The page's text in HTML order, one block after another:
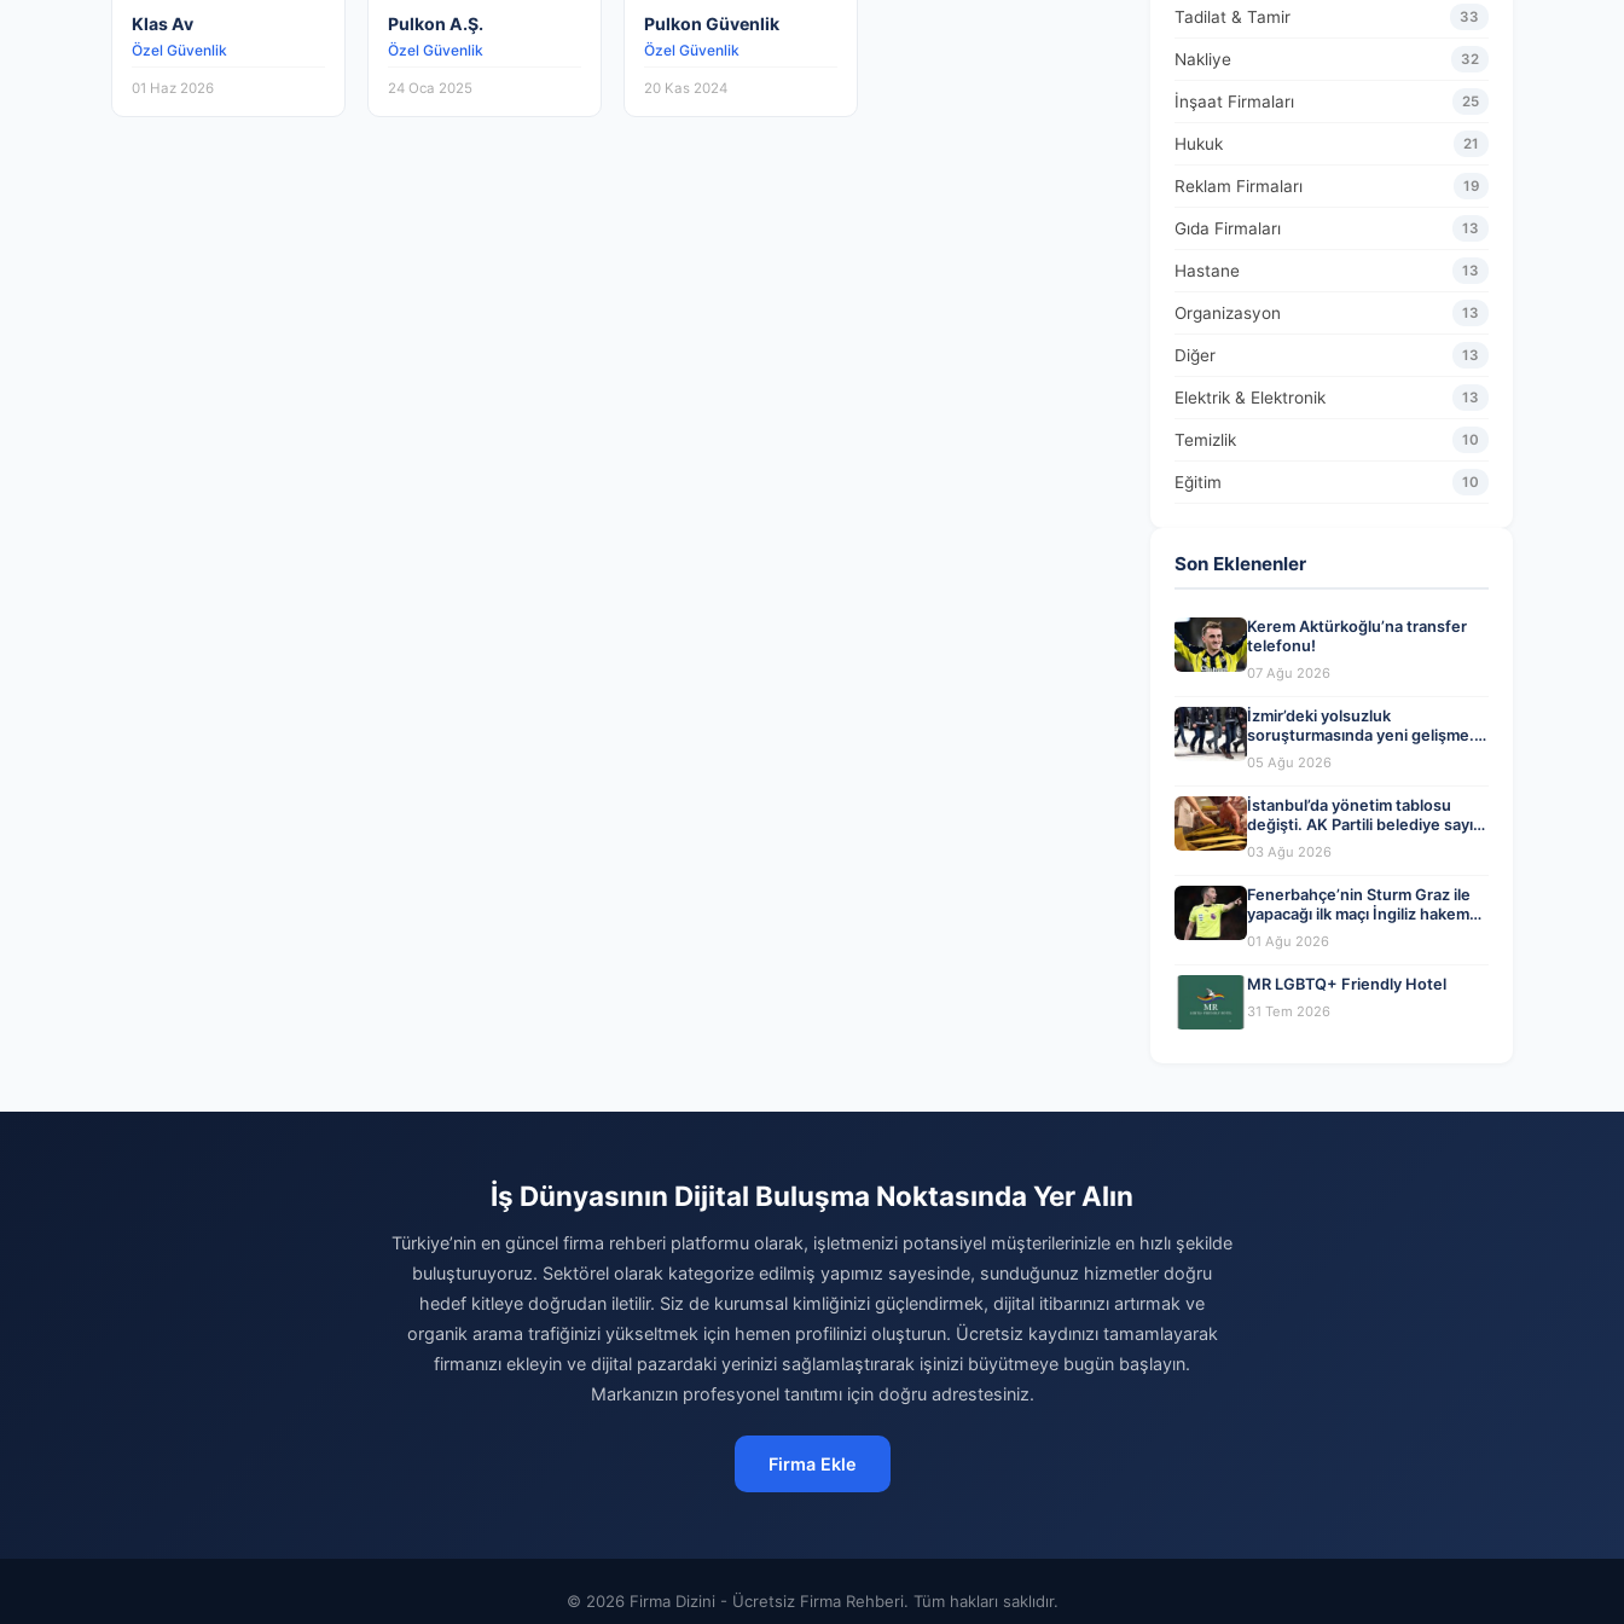
Klas Av
Özel Güvenlik
01 Haz 2026
Pulkon A.Ş.
Özel Güvenlik
24 Oca 2025
Pulkon Güvenlik
Özel Güvenlik
20 Kas 2024
Tadilat & Tamir 33
Nakliye 32
İnşaat Firmaları 25
Hukuk 21
Reklam Firmaları 19
Gıda Firmaları 13
Hastane 13
Organizasyon 13
Diğer 13
Elektrik & Elektronik 13
Temizlik 10
Eğitim 10
Son Eklenenler
Kerem Aktürkoğlu’na transfer
telefonu!
07 Ağu 2026
İzmir’deki yolsuzluk
soruşturmasında yeni gelişme.
Veli Ağbaba’nın ağabeyi dahil iki
kişi gözaltında
05 Ağu 2026
İstanbul’da yönetim tablosu
değişti. AK Partili belediye sayısı
CHP’yi geçti
03 Ağu 2026
Fenerbahçe’nin Sturm Graz ile
yapacağı ilk maçı İngiliz hakem
Chris Kavanagh yönetecek
01 Ağu 2026
MR LGBTQ+ Friendly Hotel
31 Tem 2026
İş Dünyasının Dijital Buluşma Noktasında Yer Alın
Türkiye’nin en güncel firma rehberi platformu olarak, işletmenizi potansiyel müşterilerinizle en hızlı şekilde
buluşturuyoruz. Sektörel olarak kategorize edilmiş yapımız sayesinde, sunduğunuz hizmetler doğru
hedef kitleye doğrudan iletilir. Siz de kurumsal kimliğinizi güçlendirmek, dijital itibarınızı artırmak ve
organik arama trafiğinizi yükseltmek için hemen profilinizi oluşturun. Ücretsiz kaydınızı tamamlayarak
firmanızı ekleyin ve dijital pazardaki yerinizi sağlamlaştırarak işinizi büyütmeye bugün başlayın.
Markanızın profesyonel tanıtımı için doğru adrestesiniz.
Firma Ekle
© 2026 Firma Dizini - Ücretsiz Firma Rehberi. Tüm hakları saklıdır.